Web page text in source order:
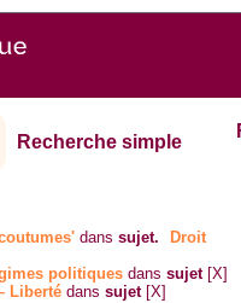
Recherche simple
danssujet.
Droit
politiques danssujet [X]
Liberté danssujet [X]